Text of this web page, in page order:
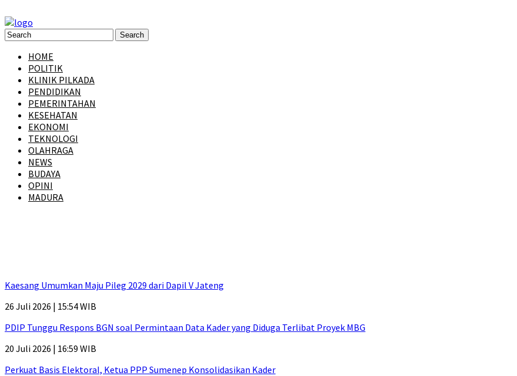
HOME
POLITIK
KLINIK PILKADA
PENDIDIKAN
PEMERINTAHAN
KESEHATAN
EKONOMI
TEKNOLOGI
OLAHRAGA
NEWS
BUDAYA
OPINI
MADURA
Kaesang Umumkan Maju Pileg 2029 dari Dapil V Jateng
26 Juli 2026 | 15:54 WIB
PDIP Tunggu Respons BGN soal Permintaan Data Kader yang Diduga Terlibat Proyek MBG
20 Juli 2026 | 16:59 WIB
Perkuat Basis Elektoral, Ketua PPP Sumenep Konsolidasikan Kader